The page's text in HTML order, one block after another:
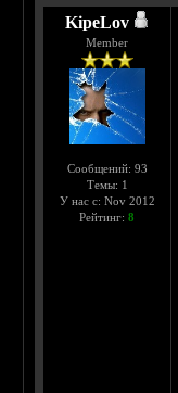
KipeLov
Member
Сообщений: 93
Темы: 1
У нас с: Nov 2012
Рейтинг:8